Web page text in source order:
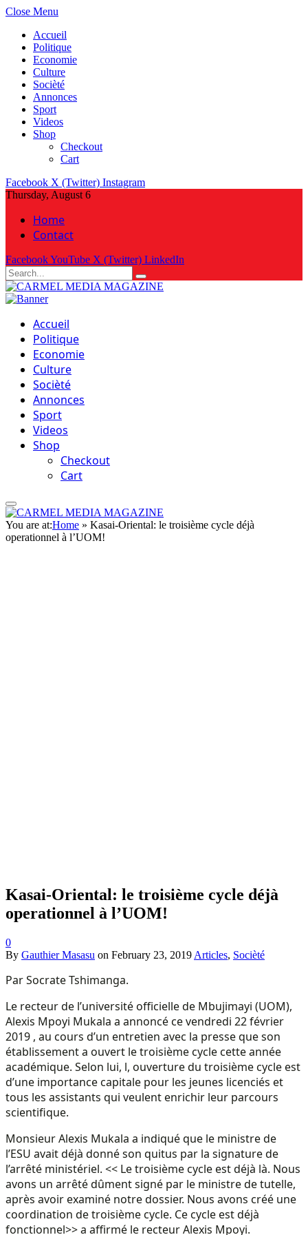
Close Menu
Accueil
Politique
Economie
Culture
Socièté
Annonces
Sport
Videos
Shop
Checkout
Cart
Facebook X (Twitter) Instagram
Thursday, August 6
Home
Contact
FacebookYouTube X (Twitter) LinkedIn
Accueil
Politique
Economie
Culture
Socièté
Annonces
Sport
Videos
Shop
Checkout
Cart
You are at:Home » Kasai-Oriental: le troisième cycle déjà
operationnel à l’UOM!
Kasai-Oriental: le troisième cycle déjà
operationnel à l’UOM!
0
By Gauthier Masasu on February 23, 2019 Articles, Socièté
Par Socrate Tshimanga.
Le recteur de l’université officielle de Mbujimayi (UOM),
Alexis Mpoyi Mukala a annoncé ce vendredi 22 février
2019 , au cours d’un entretien avec la presse que son
établissement a ouvert le troisième cycle cette année
académique. Selon lui, l, ouverture du troisième cycle est
d’une importance capitale pour les jeunes licenciés et
tous les assistants qui veulent enrichir leur parcours
scientifique.
Monsieur Alexis Mukala a indiqué que le ministre de
l’ESU avait déjà donné son quitus par la signature de
l’arrêté ministériel. << Le troisième cycle est déjà là. Nous
avons un arrêté dûment signé par le ministre de tutelle,
après avoir examiné notre dossier. Nous avons créé une
coordination de troisième cycle. Ce cycle est déjà
fonctionnel>> a affirmé le recteur Alexis Mpoyi.